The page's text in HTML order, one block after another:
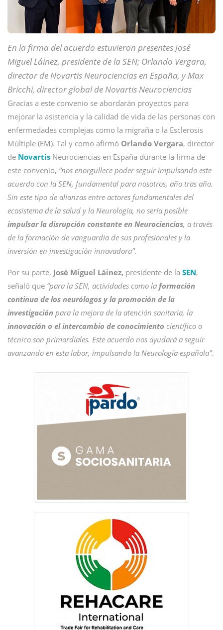
En la firma del acuerdo estuvieron presentes José
Miguel Láinez, presidente de la SEN; Orlando Vergara,
director de Novartis Neurociencias en España, y Max
Bricchi, director global de Novartis Neurociencias
Gracias a este convenio se abordarán proyectos para
mejorar la asistencia y la calidad de vida de las personas con
enfermedades complejas como la migraña o la Esclerosis
Múltiple (EM). Tal y como afirmó Orlando Vergara, director
de Novartis Neurociencias en España durante la firma de
este convenio, “nos enorgullece poder seguir impulsando este
acuerdo con la SEN, fundamental para nosotros, año tras año.
Sin este tipo de alianzas entre actores fundamentales del
ecosistema de la salud y la Neurología, no sería posible
impulsar la disrupción constante en Neurociencias, a través
de la formación de vanguardia de sus profesionales y la
inversión en investigación innovadora”.
Por su parte, José Miguel Láinez, presidente de la SEN,
señaló que “para la SEN, actividades como la formación
continua de los neurólogos y la promoción de la
investigación para la mejora de la atención sanitaria, la
innovación o el intercambio de conocimiento científico o
técnico son primordiales. Este acuerdo nos ayudará a seguir
avanzando en esta labor, impulsando la Neurología española”.